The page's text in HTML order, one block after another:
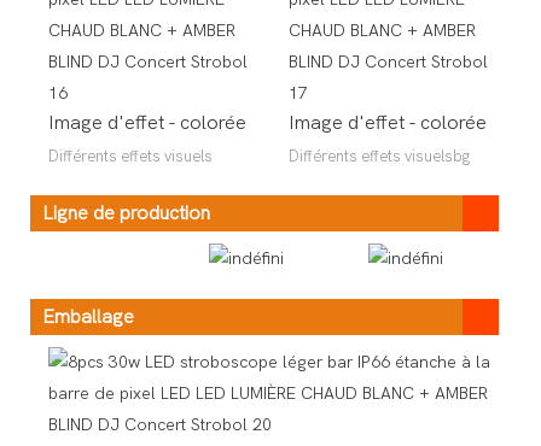
Image d'effet - colorée
Différents effets visuels
Image d'effet - colorée
Différents effets visuelsbg
Ligne de production
Emballage